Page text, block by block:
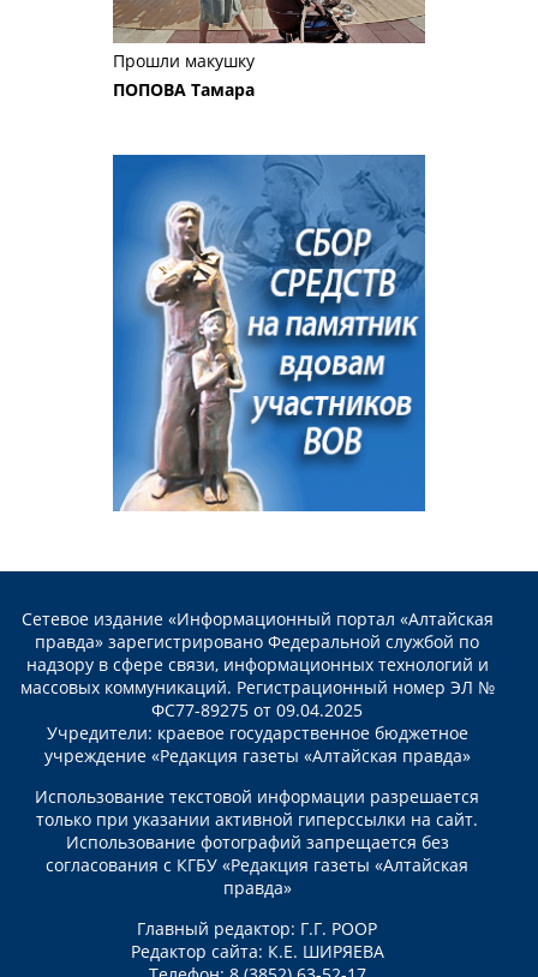
Прошли макушку
ПОПОВА Тамара
Сетевое издание «Информационный портал «Алтайская
правда» зарегистрировано Федеральной службой по
надзору в сфере связи, информационных технологий и
массовых коммуникаций. Регистрационный номер ЭЛ №
ФС77-89275 от 09.04.2025
Учредители: краевое государственное бюджетное
учреждение «Редакция газеты «Алтайская правда»
Использование текстовой информации разрешается
только при указании активной гиперссылки на сайт.
Использование фотографий запрещается без
согласования с КГБУ «Редакция газеты «Алтайская
правда»
Главный редактор: Г.Г. РООР
Редактор сайта: К.Е. ШИРЯЕВА